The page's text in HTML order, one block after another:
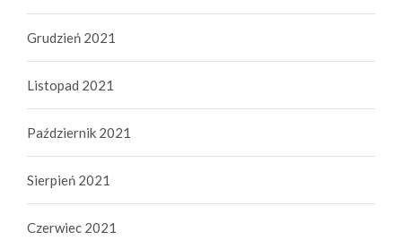
Grudzień 2021
Listopad 2021
Październik 2021
Sierpień 2021
Czerwiec 2021